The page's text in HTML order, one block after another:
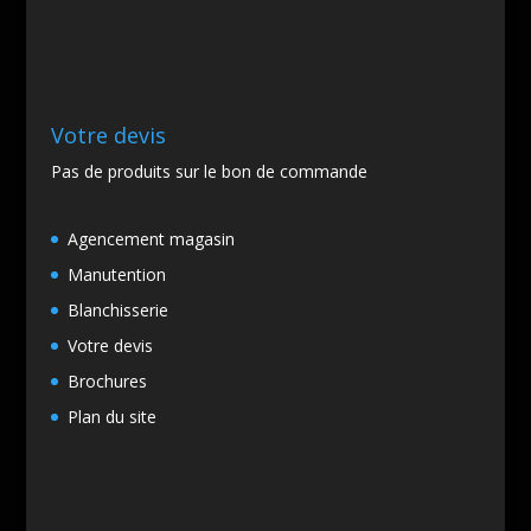
Votre devis
Pas de produits sur le bon de commande
Agencement magasin
Manutention
Blanchisserie
Votre devis
Brochures
Plan du site